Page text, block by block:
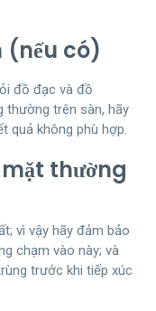
(nếu có)
đồ đạc và đồ
thường trên sàn, hãy
quả không phù hợp.
thường
vì vậy hãy đảm bảo
chạm vào này; và
trước khi tiếp xúc